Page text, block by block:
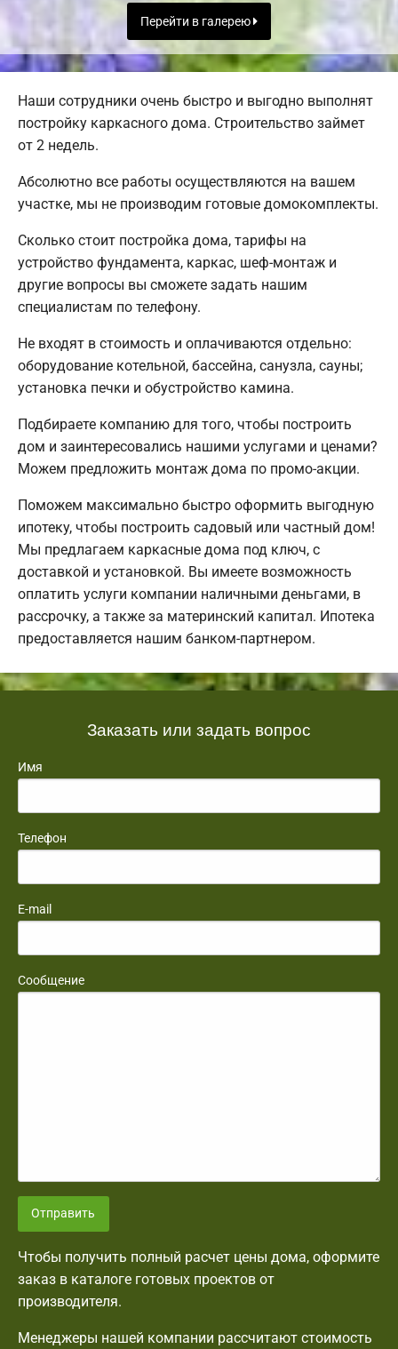
Перейти в галерею
Наши сотрудники очень быстро и выгодно выполнят
постройку каркасного дома. Строительство займет
от 2 недель.
Абсолютно все работы осуществляются на вашем
участке, мы не производим готовые домокомплекты.
Сколько стоит постройка дома, тарифы на
устройство фундамента, каркас, шеф-монтаж и
другие вопросы вы сможете задать нашим
специалистам по телефону.
Не входят в стоимость и оплачиваются отдельно:
оборудование котельной, бассейна, санузла, сауны;
установка печки и обустройство камина.
Подбираете компанию для того, чтобы построить
дом и заинтересовались нашими услугами и ценами?
Можем предложить монтаж дома по промо-акции.
Поможем максимально быстро оформить выгодную
ипотеку, чтобы построить садовый или частный дом!
Мы предлагаем каркасные дома под ключ, с
доставкой и установкой. Вы имеете возможность
оплатить услуги компании наличными деньгами, в
рассрочку, а также за материнский капитал. Ипотека
предоставляется нашим банком-партнером.
Заказать или задать вопрос
Имя
Телефон
E-mail
Сообщение
Отправить
Чтобы получить полный расчет цены дома, оформите
заказ в каталоге готовых проектов от
производителя.
Менеджеры нашей компании рассчитают стоимость